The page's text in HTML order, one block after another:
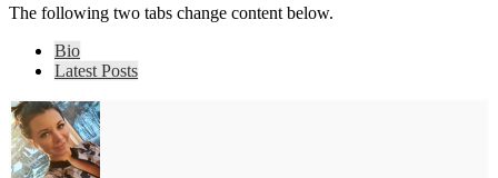
The following two tabs change content below.
Bio
Latest Posts